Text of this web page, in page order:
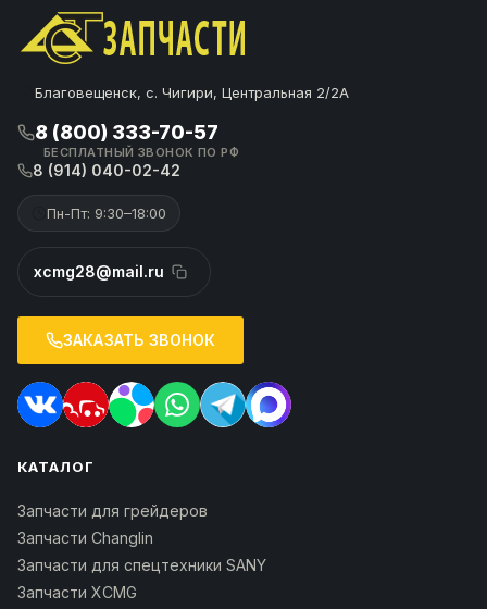
Благовещенск, с. Чигири, Центральная 2/2А
8 (800) 333-70-57
БЕСПЛАТНЫЙ ЗВОНОК ПО РФ
8 (914) 040-02-42
Пн-Пт: 9:30–18:00
xcmg28@mail.ru
ЗАКАЗАТЬ ЗВОНОК
КАТАЛОГ
Запчасти для грейдеров
Запчасти Changlin
Запчасти для спецтехники SANY
Запчасти XCMG